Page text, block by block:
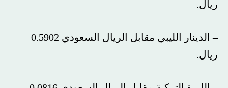
ريال.
– الدينار الليبي مقابل الريال السعودي 0.5902
ريال.